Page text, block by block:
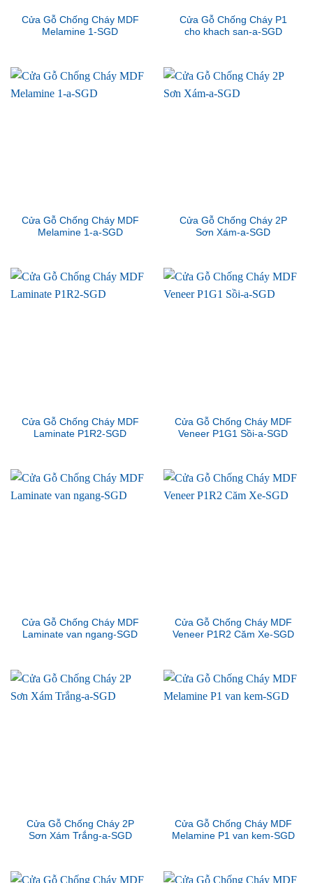
Cửa Gỗ Chống Cháy MDF
Melamine 1-SGD
Cửa Gỗ Chống Cháy P1
cho khach san-a-SGD
Cửa Gỗ Chống Cháy MDF
Melamine 1-a-SGD
Cửa Gỗ Chống Cháy 2P
Sơn Xám-a-SGD
Cửa Gỗ Chống Cháy MDF
Laminate P1R2-SGD
Cửa Gỗ Chống Cháy MDF
Veneer P1G1 Sồi-a-SGD
Cửa Gỗ Chống Cháy MDF
Laminate van ngang-SGD
Cửa Gỗ Chống Cháy MDF
Veneer P1R2 Căm Xe-SGD
Cửa Gỗ Chống Cháy 2P
Sơn Xám Trắng-a-SGD
Cửa Gỗ Chống Cháy MDF
Melamine P1 van kem-SGD